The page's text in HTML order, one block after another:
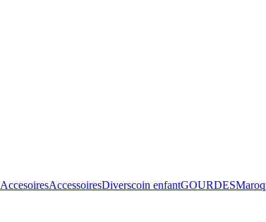
AccesoiresAccessoiresDiverscoin enfantGOURDES